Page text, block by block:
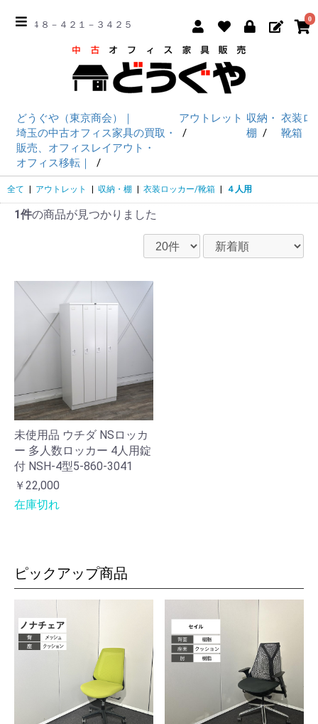
☎ ０４８－４２１－３４２５
0
どうぐや（東京商会）｜
埼玉の中古オフィス家具の買取・
販売、オフィスレイアウト・
オフィス移転｜
アウトレット 収納・
棚
衣装ロ
靴箱
全て アウトレット 収納・棚 衣装ロッカー/靴箱 ４人用
1件の商品が見つかりました
未使用品 ウチダ NSロッカ
ー 多人数ロッカー 4人用錠
付 NSH-4型5-860-3041
￥22,000
在庫切れ
ピックアップ商品